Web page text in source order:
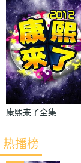
康熙来了全集
热播榜